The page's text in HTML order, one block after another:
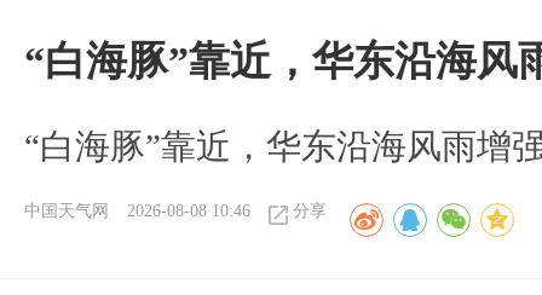
“白海豚”靠近，华东沿海风
“白海豚”靠近，华东沿海风雨增
中国天气网 2026-08-08 10:46 分享